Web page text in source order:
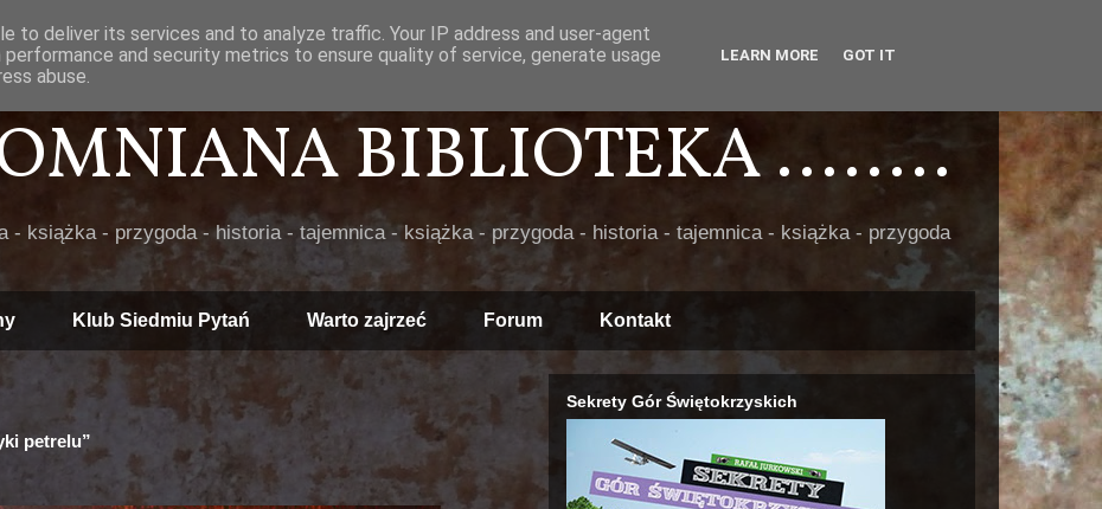
BIBLIOTEKA ........
- książka - przygoda - historia - tajemnica - książka - przygoda - historia - tajemnica - książka - przygoda
Klub Siedmiu Pytań Warto zajrzeć Forum Kontakt
petrelu”
Sekrety Gór Świętokrzyskich
to deliver its services and to analyze traffic. Your IP address and user-agent
and security metrics to ensure quality of service, generate usage
abuse.
LEARN MORE GOT IT